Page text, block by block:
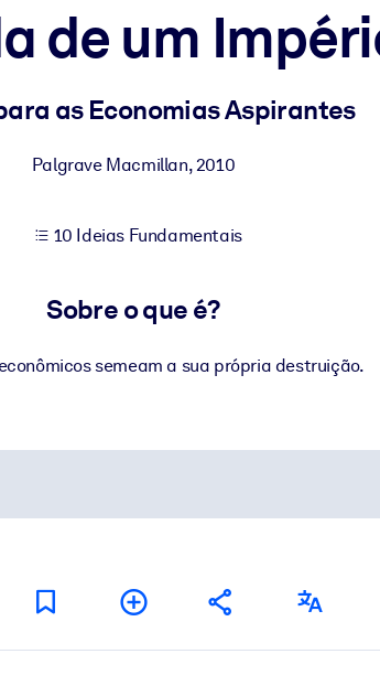
para uso.
os resultados.
de um
as Economias Aspirantes
Palgrave Macmillan,2010
10 Ideias Fundamentais
Sobre o que é?
semeam a sua própria destruição.